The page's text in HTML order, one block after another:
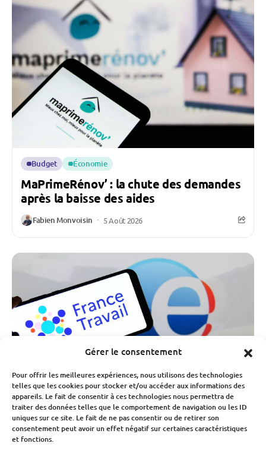
Gérer le consentement
Pour offrir les meilleures expériences, nous utilisons des technologies
telles que les cookies pour stocker et/ou accéder aux informations des
appareils. Le fait de consentir à ces technologies nous permettra de
traiter des données telles que le comportement de navigation ou les ID
uniques sur ce site. Le fait de ne pas consentir ou de retirer son
consentement peut avoir un effet négatif sur certaines caractéristiques
et fonctions.
Budget Économie
MaPrimeRénov’ : la chute des demandes
après la baisse des aides
Fabien Monvoisin 5 Août 2026
Travail